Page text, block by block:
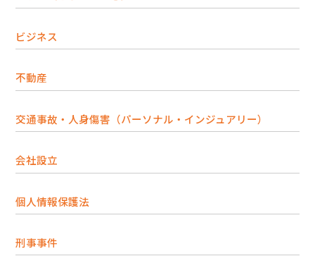
ビジネス
不動産
交通事故・人身傷害（パーソナル・インジュアリー）
会社設立
個人情報保護法
刑事事件